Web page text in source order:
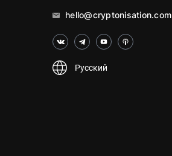
hello@cryptonisation.com
Русский